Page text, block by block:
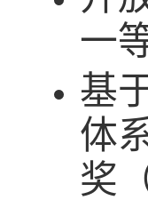
一
基
体
奖